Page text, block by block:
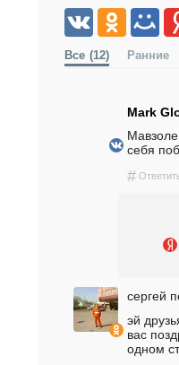
Все (12) Ранние
Mark
себя
#
сергей
эй
вас
одном